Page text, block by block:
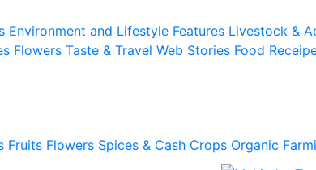
Environment and Lifestyle Features Livestock &
Flowers Taste & Travel Web Stories Food
Fruits Flowers Spices & Cash Crops Organic